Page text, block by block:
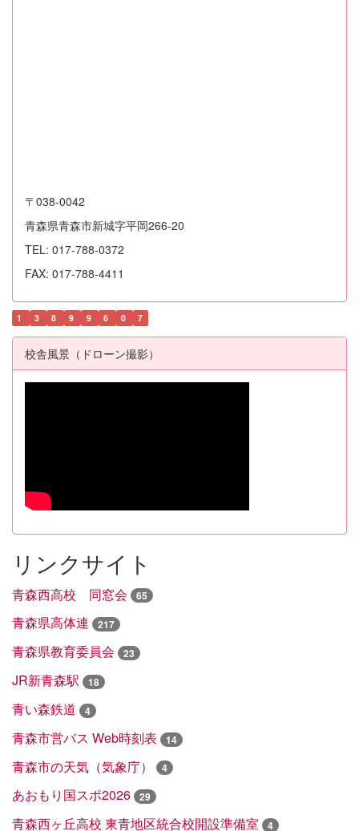
〒038-0042
青森県青森市新城字平岡266-20
TEL: 017-788-0372
FAX: 017-788-4411
1 3 8 9 9 6 0 7
校舎風景（ドローン撮影）
リンクサイト
青森西高校 同窓会 65
青森県高体連 217
青森県教育委員会 23
JR新青森駅 18
青い森鉄道 4
青森市営バス Web時刻表 14
青森市の天気（気象庁） 4
あおもり国スポ2026 29
青森西ヶ丘高校 東青地区統合校開設準備室 4